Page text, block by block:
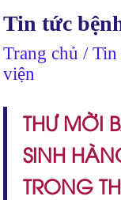
Tin tức
Trang chủ / Tin
viện
THƯ MỜI
SINH
TRONG